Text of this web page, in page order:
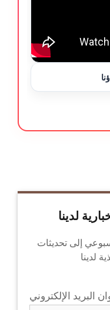
لدينا
إلى تحديثات
البريد الإلكتروني